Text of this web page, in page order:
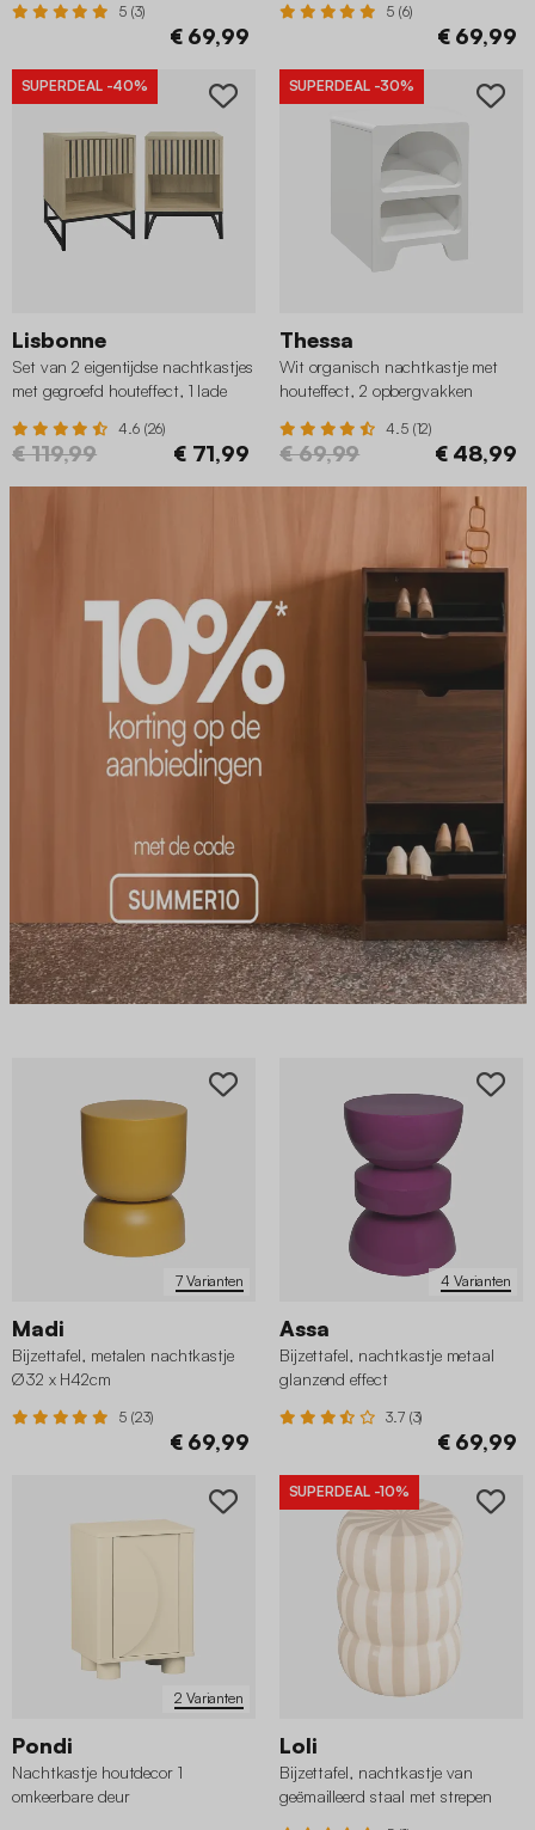
5 (3)
€ 69,99
5 (6)
€ 69,99
SUPERDEAL -40%
Lisbonne
Set van 2 eigentijdse nachtkastjes
met gegroefd houteffect, 1 lade
4.6 (26)
€ 119,99 € 71,99
SUPERDEAL -30%
Thessa
Wit organisch nachtkastje met
houteffect, 2 opbergvakken
4.5 (12)
€ 69,99 € 48,99
7 Varianten
Madi
Bijzettafel, metalen nachtkastje
Ø32 x H42cm
5 (23)
€ 69,99
4 Varianten
Assa
Bijzettafel, nachtkastje metaal
glanzend effect
3.7 (3)
€ 69,99
2 Varianten
Pondi
Nachtkastje houtdecor 1
omkeerbare deur
SUPERDEAL -10%
Loli
Bijzettafel, nachtkastje van
geëmailleerd staal met strepen